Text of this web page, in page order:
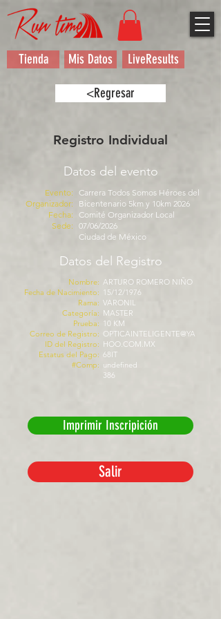
Tienda Mis Datos LiveResults
<Regresar
Registro Individual
Datos del evento
Evento:
Organizador:
Fecha:
Sede:
Carrera Todos Somos Héroes del
Bicentenario 5km y 10km 2026
Comité Organizador Local
07/06/2026
Ciudad de México
Datos del Registro
Nombre:
Fecha de Nacimiento:
Rama:
Categoría:
Prueba:
Correo de Registro:
ID del Registro:
Estatus del Pago:
#Comp:
ARTURO ROMERO NIÑO
15/12/1976
VARONIL
MASTER
10 KM
OPTICAINTELIGENTE@YA
HOO.COM.MX
68IT
undefined
386
Imprimir Inscripición
Salir